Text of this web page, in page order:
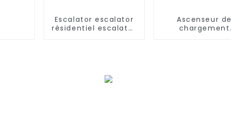
Escalator escalator
résidentiel escalator
Ascenseur de
chargement